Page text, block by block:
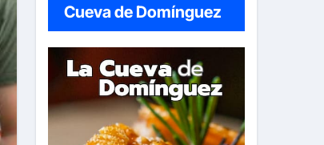
Cueva de Domínguez